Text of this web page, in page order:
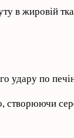
в жировій
удару по
створюючи